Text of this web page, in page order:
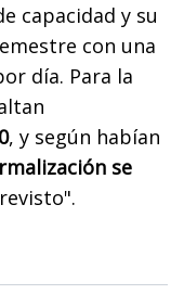
capacidad y su
con una
día. Para la
, y según habían
se